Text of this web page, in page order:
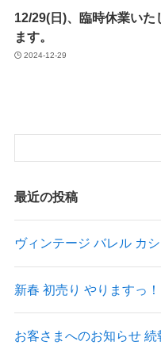
12/29(日)、臨時休業いた
ます。
2024-12-29
最近の投稿
ヴィンテージ バレル カ
新春 初売り やりますっ！
お客さまへのお知らせ 続